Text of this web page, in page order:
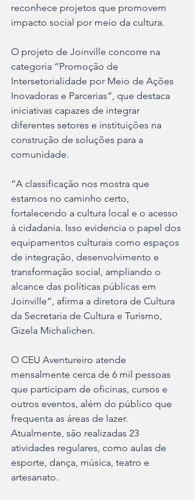
reconhece projetos que promovem
impacto social por meio da cultura.
O projeto de Joinville concorre na
categoria “Promoção de
Intersetorialidade por Meio de Ações
Inovadoras e Parcerias”, que destaca
iniciativas capazes de integrar
diferentes setores e instituições na
construção de soluções para a
comunidade.
“A classificação nos mostra que
estamos no caminho certo,
fortalecendo a cultura local e o acesso
à cidadania. Isso evidencia o papel dos
equipamentos culturais como espaços
de integração, desenvolvimento e
transformação social, ampliando o
alcance das políticas públicas em
Joinville”, afirma a diretora de Cultura
da Secretaria de Cultura e Turismo,
Gizela Michalichen.
O CEU Aventureiro atende
mensalmente cerca de 6 mil pessoas
que participam de oficinas, cursos e
outros eventos, além do público que
frequenta as áreas de lazer.
Atualmente, são realizadas 23
atividades regulares, como aulas de
esporte, dança, música, teatro e
artesanato.